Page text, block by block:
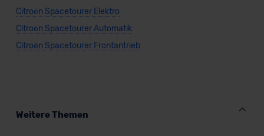
Citroën Spacetourer Elektro
Citroën Spacetourer Automatik
Citroën Spacetourer Frontantrieb
Weitere Themen